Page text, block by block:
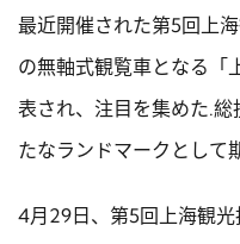
最近開催された第5回上
の無軸式観覧車となる「
表され、注目を集めた.
たなランドマークとして
4月29日、第5回上海観